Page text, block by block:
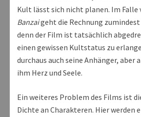
Kult lässt sich nicht planen. Im Falle
Banzaigeht die Rechnung zumindest
denn der Film ist tatsächlich
einen gewissen Kultstatus zu
durchaus auch seine Anhänger, aber
ihm Herz und Seele.
Ein weiteres Problem des Films ist
Dichte an Charakteren. Hier werden